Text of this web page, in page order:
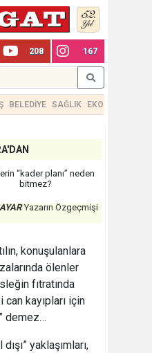
208 167
BELEDİYE SAĞLIK EKONOMİ
“kader planı” neden
bitmez?
Yazarın Özgeçmişi
konuşulanlara
ölenler
fıtratında
can kayıpları için
demez…
dışı” yaklaşımları,